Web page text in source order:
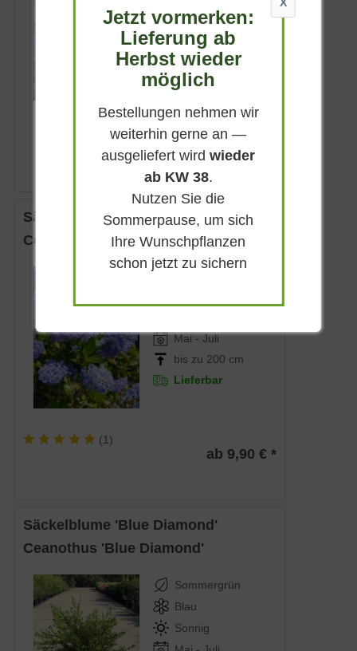
Sonnig
Juli - September
70 - 100 cm
Lieferbar
19,90 € *
Säckelblume 'Victoria'
Ceanothus impressus 'Victoria'
Mai - Juli
bis zu 200 cm
Lieferbar
(1)
ab 9,90 € *
Säckelblume 'Blue Diamond'
Ceanothus 'Blue Diamond'
Sommergrün
Blau
Sonnig
Jetzt vormerken:
Lieferung ab
Herbst wieder
möglich
Bestellungen nehmen wir
weiterhin gerne an —
ausgeliefert wirdwieder
ab KW 38.
Nutzen Sie die
Sommerpause, um sich
Ihre Wunschpflanzen
schon jetzt zu sichern